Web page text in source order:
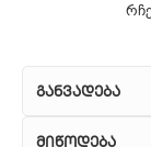
განვადება
მიწოდება